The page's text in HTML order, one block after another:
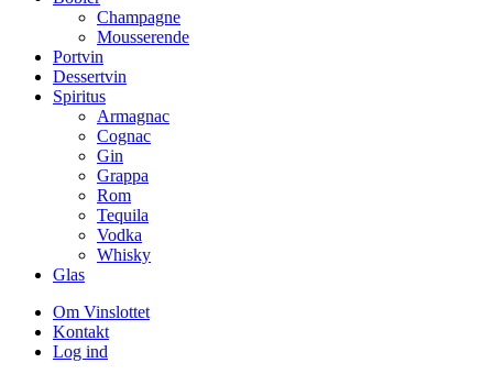
Champagne
Mousserende
Portvin
Dessertvin
Spiritus
Armagnac
Cognac
Gin
Grappa
Rom
Tequila
Vodka
Whisky
Glas
Om Vinslottet
Kontakt
Log ind